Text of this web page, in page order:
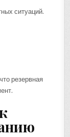
ситуаций.
резервная